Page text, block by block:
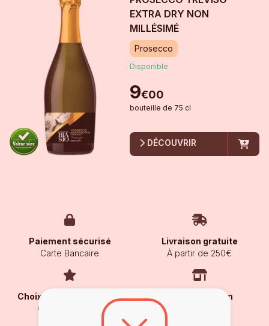
EXTRA DRY NON
MILLÉSIMÉ
Prosecco
Disponible
9€00
bouteille de 75 cl
DÉCOUVRIR
Paiement sécurisé
Carte Bancaire
Livraison gratuite
À partir de 250€
Choix des connaisseurs
Goûté et validé !
Notre sélection